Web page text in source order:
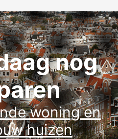
nog
woning en
huizen